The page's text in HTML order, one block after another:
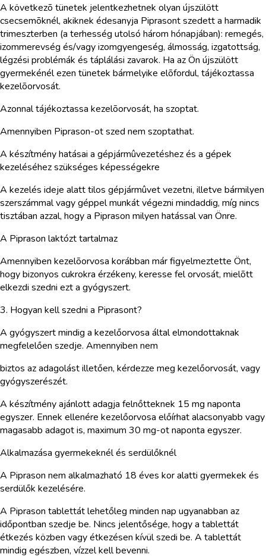
A következõ tünetek jelentkezhetnek olyan újszülött
csecsemõknél, akiknek édesanyja Piprasont szedett a harmadik
trimeszterben (a terhesség utolsó három hónapjában): remegés,
izommerevség és/vagy izomgyengeség, álmosság, izgatottság,
légzési problémák és táplálási zavarok. Ha az Ön újszülött
gyermekénél ezen tünetek bármelyike elõfordul, tájékoztassa
kezelõorvosát.
Azonnal tájékoztassa kezelõorvosát, ha szoptat.
Amennyiben Piprason-ot szed nem szoptathat.
A készítmény hatásai a gépjármûvezetéshez és a gépek
kezeléséhez szükséges képességekre
A kezelés ideje alatt tilos gépjármûvet vezetni, illetve bármilyen
szerszámmal vagy géppel munkát végezni mindaddig, míg nincs
tisztában azzal, hogy a Piprason milyen hatással van Önre.
A Piprason laktózt tartalmaz
Amennyiben kezelõorvosa korábban már figyelmeztette Önt,
hogy bizonyos cukrokra érzékeny, keresse fel orvosát, mielõtt
elkezdi szedni ezt a gyógyszert.
3. Hogyan kell szedni a Piprasont?
A gyógyszert mindig a kezelőorvosa által elmondottaknak
megfelelően szedje. Amennyiben nem
biztos az adagolást illetően, kérdezze meg kezelőorvosát, vagy
gyógyszerészét.
A készítmény ajánlott adagja felnőtteknek 15 mg naponta
egyszer. Ennek ellenére kezelőorvosa előírhat alacsonyabb vagy
magasabb adagot is, maximum 30 mg-ot naponta egyszer.
Alkalmazása gyermekeknél és serdülőknél
A Piprason nem alkalmazható 18 éves kor alatti gyermekek és
serdülők kezelésére.
A Piprason tablettát lehetőleg minden nap ugyanabban az
időpontban szedje be. Nincs jelentősége, hogy a tablettát
étkezés közben vagy étkezésen kívül szedi be. A tablettát
mindig egészben, vízzel kell bevenni.